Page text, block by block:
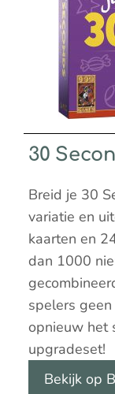
30
Breid je 30
variatie en
kaarten en
dan 1000
spelers
opnieuw het
upgradeset!
Bekijk op